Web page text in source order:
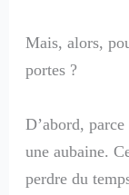
Mais, alors,
portes ?
D’abord,
une aubaine.
perdre du